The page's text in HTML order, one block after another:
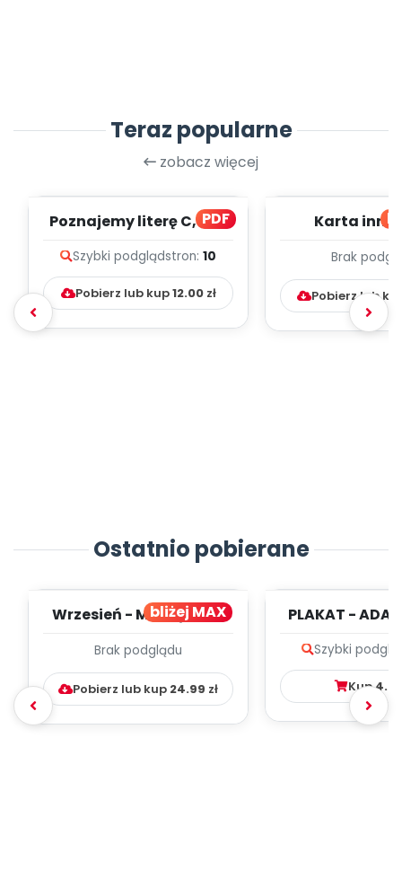
Teraz popularne
zobacz więcej
PDF
Poznajemy literę C, cz. 1
Szybki podglądstron: 10
Pobierz lub kup12.00zł
Karta
Brak
Pobierz lub
Ostatnio pobierane
bliżej MAX
Wrzesień - MIESIĘCZNY
WYCHOWAWCZO –
DYDAKTYC...
Brak podglądu
Pobierz lub kup 24.99 zł
PLAKAT -
Szybki
Kup